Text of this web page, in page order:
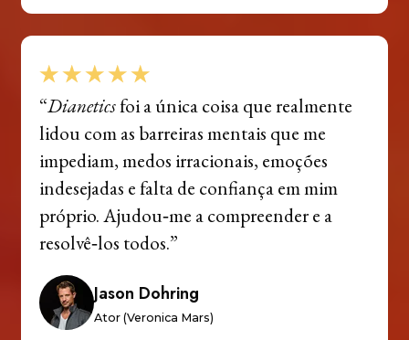
“Dianeticsfoi a única coisa que realmente
lidou com as barreiras mentais que me
impediam, medos irracionais, emoções
indesejadas e falta de confiança em mim
próprio. Ajudou‑me a compreender e a
resolvê‑los todos.”
Jason Dohring
Ator (Veronica Mars)